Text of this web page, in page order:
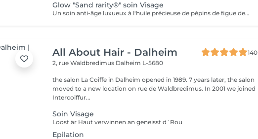
Glow "Sand rarity®" soin Visage
Un soin anti-âge luxueux à l'huile précieuse de pépins de figue de Barbarie régénère et laisse un teint éclatant de fraîcheur. Comprend un nettoyant, un masque, un sérum contour des yeux et une crème de finition. Ingrédients naturels et certifiés : 99 % d'origine naturelle, enrichis en huiles végétales précieuses et certifiés Cosmos Natural, gage d'une qualité irréprochable et de pratiques éthiques.
All About Hair - Dalheim
140
2, rue Waldbredimus Dalheim L-5680
the salon La Coiffe in Dalheim opened in 1989. 7 years later, the salon
moved to a new location on rue de Waldbredimus. In 2001 we joined
Intercoiffur...
Soin Visage
Loost är Haut verwinnen an geneisst d`Rou
Epilation